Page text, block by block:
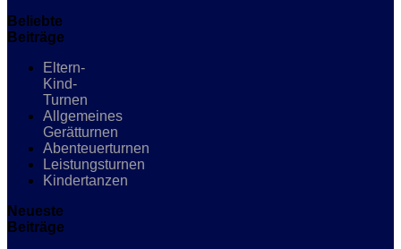
Beliebte
Beiträge
Eltern-
Kind-
Turnen
Allgemeines
Gerätturnen
Abenteuerturnen
Leistungsturnen
Kindertanzen
Neueste
Beiträge